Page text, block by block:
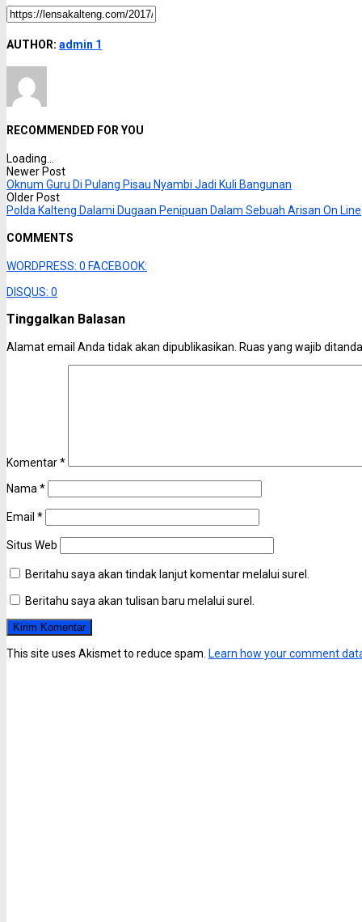
AUTHOR: admin 1
RECOMMENDED FOR YOU
Loading...
Newer Post
Oknum Guru Di Pulang Pisau Nyambi Jadi Kuli Bangunan
Older Post
Polda Kalteng Dalami Dugaan Penipuan Dalam Sebuah Arisan On Line
COMMENTS
WORDPRESS: 0 FACEBOOK:
DISQUS: 0
Tinggalkan Balasan
Alamat email Anda tidak akan dipublikasikan. Ruas yang wajib
Komentar*
Nama *
Email *
Situs Web
Beritahu saya akan tindak lanjut komentar melalui surel.
Beritahu saya akan tulisan baru melalui surel.
This site uses Akismet to reduce spam. Learn how your comment